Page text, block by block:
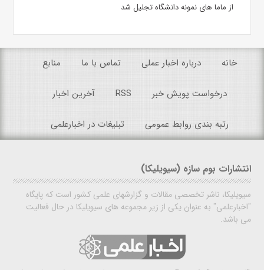
از ماما های نمونه دانشگاه تجلیل شد
خانه درباره اخبار عملی تماس با ما منابع
درخواست پویش خبر RSS آخرین اخبار
رتبه بندی روابط عمومی تبلیغات در اخبارعلمی
انتشارات بوم سازه (سیویلیکا)
سیویلیکا، ناشر تخصصی مقالات و گزارشهای علمی کشور است که پایگاه
"اخبارعلمی" به عنوان یکی از زیر مجموعه های سیویلیکا در حال فعالیت
می باشد.